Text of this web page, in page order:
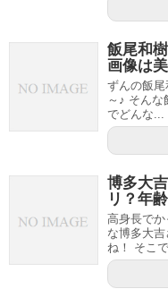
飯尾和
画像は
ずんの飯
～♪ そんな
でどんな...
博多大
リ？年
高身長で
な博多大
ね！ そこで